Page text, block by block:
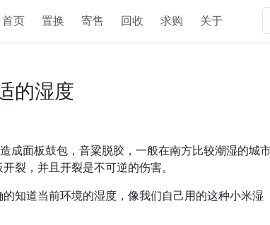
首页
置换 寄售 回收 求购
关于
的湿度
成面板鼓包，音粱脱胶，一般在南方比较潮湿的城
裂，并且开裂是不可逆的伤害。
知道当前环境的湿度，像我们自己用的这种小米湿